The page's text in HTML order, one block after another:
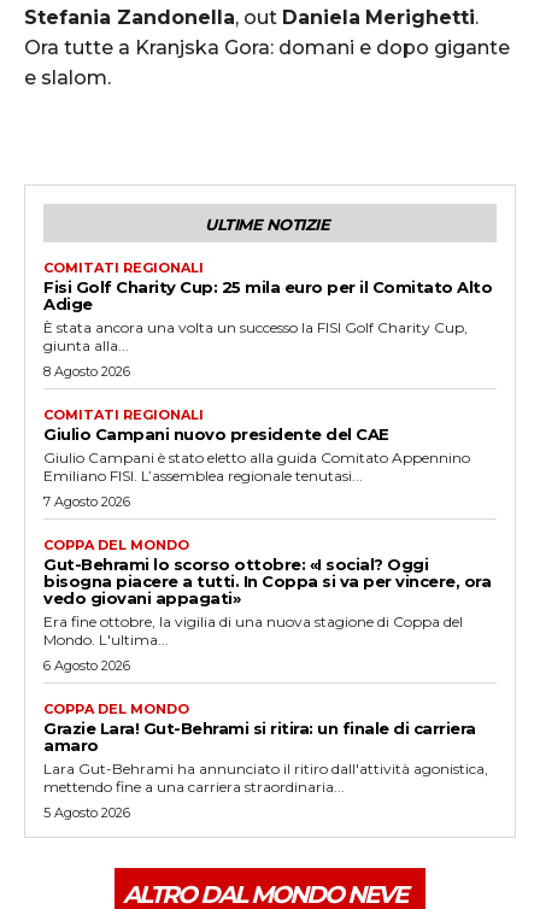
Stefania Zandonella, out Daniela Merighetti.
Ora tutte a Kranjska Gora: domani e dopo gigante
e slalom.
ULTIME NOTIZIE
COMITATI REGIONALI
Fisi Golf Charity Cup: 25 mila euro per il Comitato Alto
Adige
È stata ancora una volta un successo la FISI Golf Charity Cup,
giunta alla...
8 Agosto 2026
COMITATI REGIONALI
Giulio Campani nuovo presidente del CAE
Giulio Campani è stato eletto alla guida Comitato Appennino
Emiliano FISI. L’assemblea regionale tenutasi...
7 Agosto 2026
COPPA DEL MONDO
Gut-Behrami lo scorso ottobre: «I social? Oggi
bisogna piacere a tutti. In Coppa si va per vincere, ora
vedo giovani appagati»
Era fine ottobre, la vigilia di una nuova stagione di Coppa del
Mondo. L'ultima...
6 Agosto 2026
COPPA DEL MONDO
Grazie Lara! Gut-Behrami si ritira: un finale di carriera
amaro
Lara Gut-Behrami ha annunciato il ritiro dall'attività agonistica,
mettendo fine a una carriera straordinaria...
5 Agosto 2026
ALTRO DAL MONDO NEVE